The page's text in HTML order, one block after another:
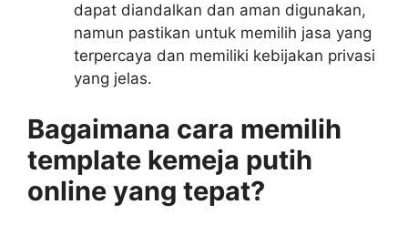
dapat diandalkan dan aman digunakan,
namun pastikan untuk memilih jasa yang
terpercaya dan memiliki kebijakan privasi
yang jelas.
Bagaimana cara memilih
template kemeja putih
online yang tepat?